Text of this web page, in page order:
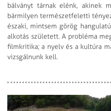
bálványt tárnak elénk, akinek
bármilyen természet­feletti
északi, mintsem görög
alkotás született. A probléma
film­kritika; a nyelv és a kultúra
vizsgálnunk kell.